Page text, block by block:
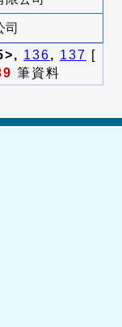
司
136, 137 [
筆資料